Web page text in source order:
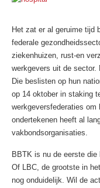
Het zat er al geruime tijd
federale
ziekenhuizen, rust-en
werkgevers uit de
Die beslisten op hun
op 14 oktober in staking
werkgeversfederaties om
ondertekenen heeft al
vakbondsorganisaties.
BBTK is nu de eerste
Of LBC, de grootste in
nog onduidelijk. Wil de